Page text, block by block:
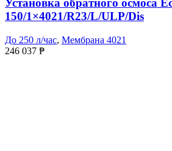
Установка обратного осмоса
150/1×4021/R23/L/ULP/Dis
До 250 л/час, Мембрана 4021
246 037 ₱